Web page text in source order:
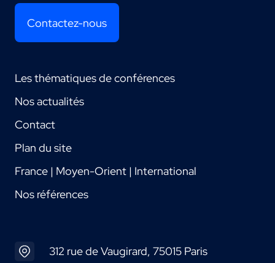
Contactez-nous
Les thématiques de conférences
Nos actualités
Contact
Plan du site
France | Moyen-Orient | International
Nos références
312 rue de Vaugirard, 75015 Paris